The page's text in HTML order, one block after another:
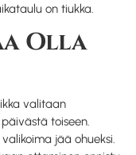
on tiukka.
Olla
valitaan
toiseen.
jää ohueksi.